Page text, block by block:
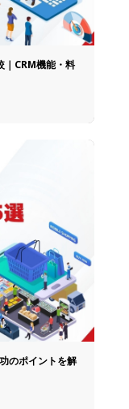
CRM機能・料
のポイントを解